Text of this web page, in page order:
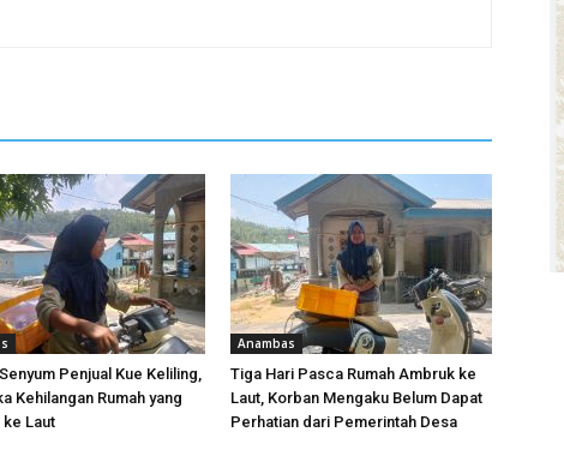
Penjual Kue Keliling,
Kehilangan Rumah yang
Laut
Anambas
Tiga Hari Pasca Rumah Ambruk ke
Laut, Korban Mengaku Belum Dapat
Perhatian dari Pemerintah Desa